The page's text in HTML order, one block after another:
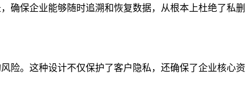
确保企业能够随时追溯和恢复数据，从根本上杜绝了私删
险。这种设计不仅保护了客户隐私，还确保了企业核心资